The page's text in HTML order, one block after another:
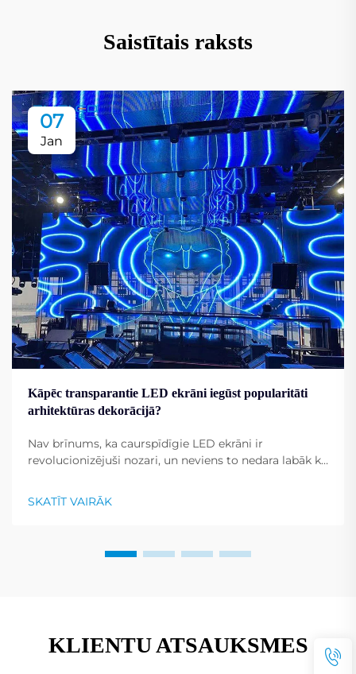
Saistītais raksts
07
Jan
Kāpēc transparantie LED ekrāni iegūst popularitāti
arhitektūras dekorācijā?
Nav brīnums, ka caurspīdīgie LED ekrāni ir
revolucionizējuši nozari, un neviens to nedara labāk kā
ekrāniem ir unikāla spēja pārvērst ēkas par
dinamiskiem displejiem. To universālība...
SKATĪT VAIRĀK
KLIENTU ATSAUKSMES